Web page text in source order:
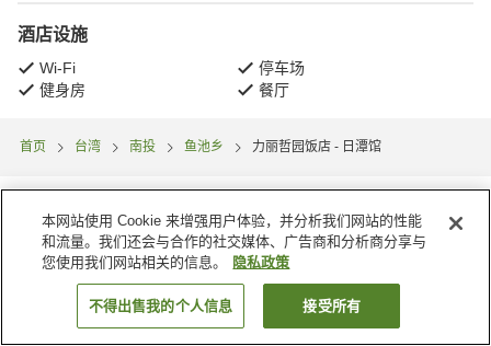
酒店设施
Wi-Fi
停车场
健身房
餐厅
首页 台湾 南投 鱼池乡 力丽哲园饭店 - 日潭馆
搜索客房
本网站使用 Cookie 来增强用户体验，并分析我们网站的性能
和流量。我们还会与合作的社交媒体、广告商和分析商分享与
您使用我们网站相关的信息。
隐私政策
不得出售我的个人信息 接受所有